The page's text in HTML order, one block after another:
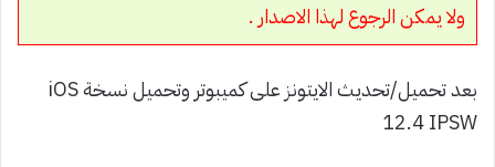
ولا يمكن الرجوع لهذا الاصدار .
بعد تحميل/تحديث الايتونز على كميبوتر وتحميل نسخة iOS
12.4 IPSW